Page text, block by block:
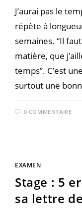
J’aurai pas le
répète à
semaines. “Il
matière, que
temps”. C’est
surtout une
0 COMMENTAIRE
EXAMEN
Stage : 5
sa lettre